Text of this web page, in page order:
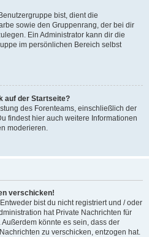
bist, dient die
sowie den Gruppenrang, der bei dir
Ein Administrator kann dir die
im persönlichen Bereich selbst
auf der Startseite?
des Forenteams, einschließlich der
findest hier auch weitere Informationen
moderieren.
verschicken!
bist du nicht registriert und / oder
hat Private Nachrichten für
könnte es sein, dass der
zu verschicken, entzogen hat.